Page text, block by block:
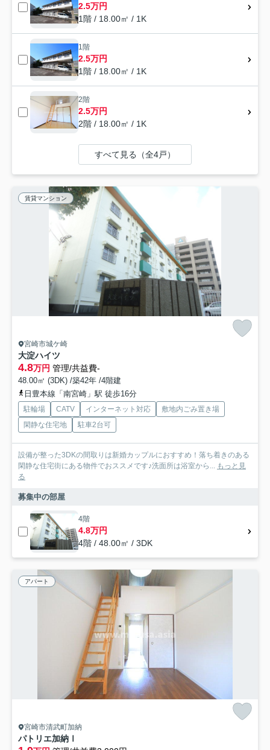
2.5万円
1階 / 18.00㎡ / 1K
1階
2.5万円
1階 / 18.00㎡ / 1K
2階
2.5万円
2階 / 18.00㎡ / 1K
すべて見る（全4戸）
賃貸マンション
宮崎市城ケ崎
大淀ハイツ
4.8万円 管理/共益費-
48.00㎡ (3DK) /築42年 /4階建
日豊本線「南宮崎」駅 徒歩16分
駐輪場 CATV インターネット対応
敷地内ごみ置き場
閑静な住宅地
駐車2台可
設備が整った3DKの間取りは新婚カップルにおすすめ！落ち着きのある
閑静な住宅街にある物件でおススメです♪洗面所は浴室から... もっと見
る
募集中の部屋
4階
4.8万円
4階 / 48.00㎡ / 3DK
アパート
宮崎市清武町加納
パトリエ加納Ⅰ